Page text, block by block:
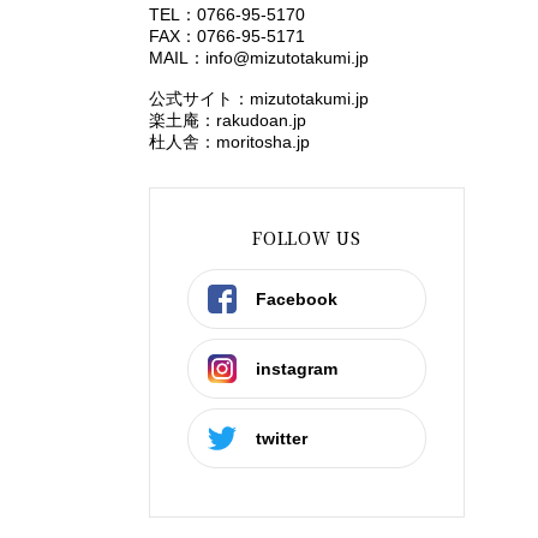
TEL：0766-95-5170
FAX：0766-95-5171
MAIL： info@mizutotakumi.jp
公式サイト：mizutotakumi.jp
楽土庵：rakudoan.jp
杜人舎：moritosha.jp
FOLLOW US
Facebook
instagram
twitter